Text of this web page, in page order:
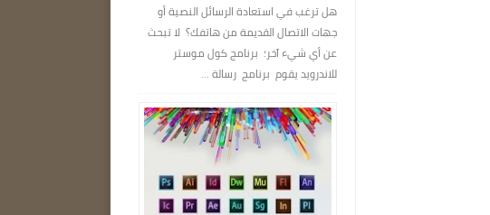
هل ترغب في استعادة الرسائل النصية أو
جهات الاتصال القديمة من هاتفك؟ لا تبحث
عن أي شيء آخر؛ برنامج كول موستر
للاندرويد يقوم برنامج رسالة ...